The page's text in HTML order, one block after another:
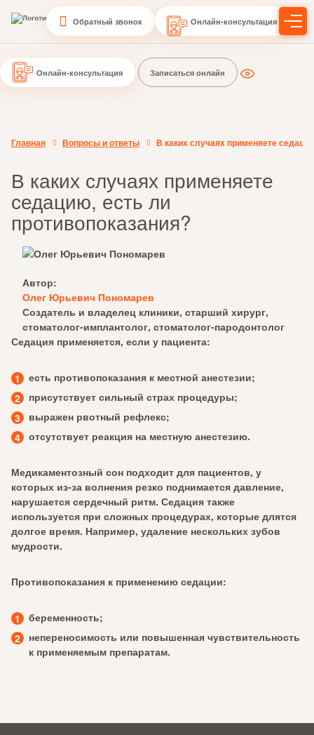
Обратный звонок Онлайн-консультация
Онлайн-консультация Записаться онлайн
Главная Вопросы и ответы В каких случаях применяете
В каких случаях применяете
седацию, есть ли
противопоказания?
Автор:
Олег Юрьевич Пономарев
Создатель и владелец клиники, старший хирург,
стоматолог-имплантолог, стоматолог-пародонтолог
Седация применяется, если у пациента:
есть противопоказания к местной анестезии;
присутствует сильный страх процедуры;
выражен рвотный рефлекс;
отсутствует реакция на местную анестезию.
Медикаментозный сон подходит для пациентов, у
которых из-за волнения резко поднимается давление,
нарушается сердечный ритм. Седация также
используется при сложных процедурах, которые длятся
долгое время. Например, удаление нескольких зубов
мудрости.
Противопоказания к применению седации:
беременность;
непереносимость или повышенная чувствительность
к применяемым препаратам.